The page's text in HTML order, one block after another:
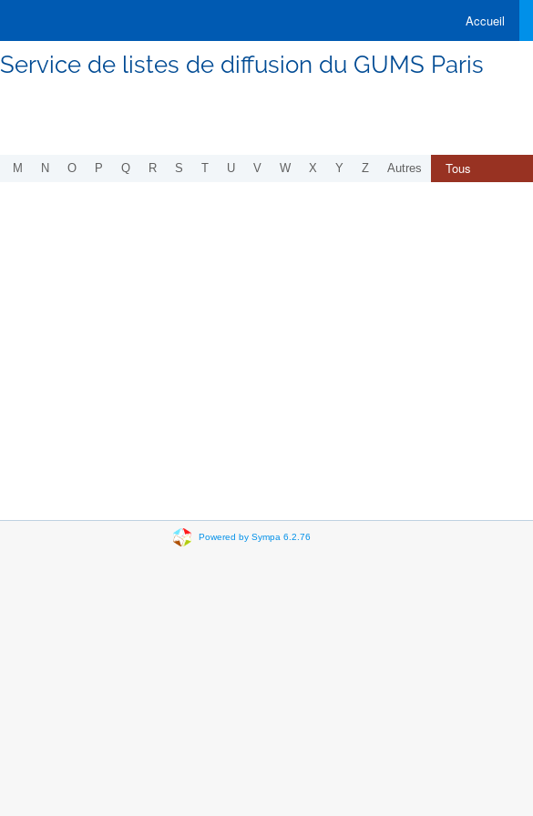
Accueil
Service de listes de diffusion du GUMS Paris
M N O P Q R S T U V W X Y Z Autres Tous
Powered by Sympa 6.2.76